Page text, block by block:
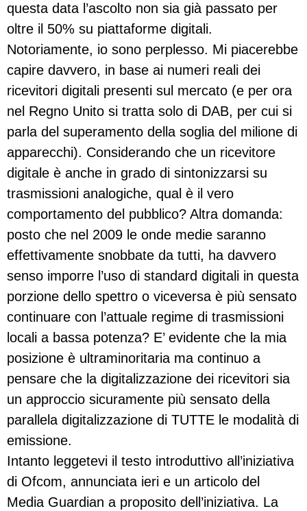
questa data l’ascolto non sia già passato per
oltre il 50% su piattaforme digitali.
Notoriamente, io sono perplesso. Mi piacerebbe
capire davvero, in base ai numeri reali dei
ricevitori digitali presenti sul mercato (e per ora
nel Regno Unito si tratta solo di DAB, per cui si
parla del superamento della soglia del milione di
apparecchi). Considerando che un ricevitore
digitale è anche in grado di sintonizzarsi su
trasmissioni analogiche, qual è il vero
comportamento del pubblico? Altra domanda:
posto che nel 2009 le onde medie saranno
effettivamente snobbate da tutti, ha davvero
senso imporre l’uso di standard digitali in questa
porzione dello spettro o viceversa è più sensato
continuare con l’attuale regime di trasmissioni
locali a bassa potenza? E’ evidente che la mia
posizione è ultraminoritaria ma continuo a
pensare che la digitalizzazione dei ricevitori sia
un approccio sicuramente più sensato della
parallela digitalizzazione di TUTTE le modalità di
emissione.
Intanto leggetevi il testo introduttivo all’iniziativa
di Ofcom, annunciata ieri e un articolo del
Media Guardian a proposito dell’iniziativa. La